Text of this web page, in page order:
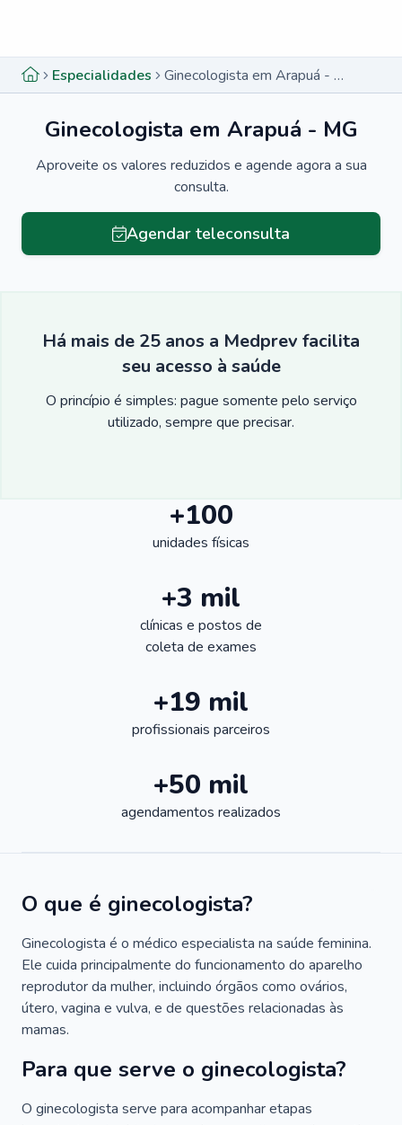
Especialidades Ginecologista em Arapuá - MG
Ginecologista em Arapuá - MG
Aproveite os valores reduzidos e agende agora a sua
consulta.
Agendar teleconsulta
Há mais de 25 anos a Medprev facilita
seu acesso à saúde
O princípio é simples: pague somente pelo serviço
utilizado, sempre que precisar.
+100
unidades físicas
+3 mil
clínicas e postos de
coleta de exames
+19 mil
profissionais parceiros
+50 mil
agendamentos realizados
O que é ginecologista?
Ginecologista é o médico especialista na saúde feminina.
Ele cuida principalmente do funcionamento do aparelho
reprodutor da mulher, incluindo órgãos como ovários,
útero, vagina e vulva, e de questões relacionadas às
mamas.
Para que serve o ginecologista?
O ginecologista serve para acompanhar etapas